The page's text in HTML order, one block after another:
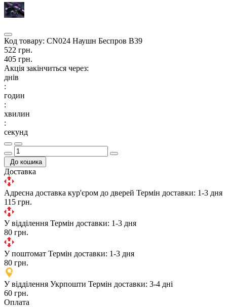
Код товару: CN024 Наушн Беспров B39
522 грн.
405 грн.
Акція закінчиться через:
днів
:
годин
:
хвилин
:
секунд
До кошика
Доставка
Адресна доставка кур'єром до дверей Термін доставки: 1-3 дня
115 грн.
У відділення Термін доставки: 1-3 дня
80 грн.
У поштомат Термін доставки: 1-3 дня
80 грн.
У відділення Укрпошти Термін доставки: 3-4 дні
60 грн.
Оплата